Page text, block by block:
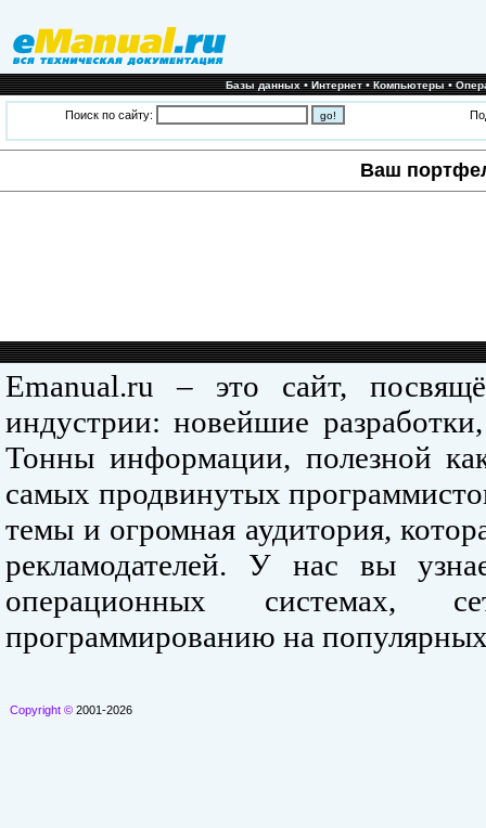
Базы данных•Интернет•Компьютеры•
Поиск по сайту:
Ваш
Emanual.ru – это сайт,
индустрии: новейшие
Тонны информации, полезной
самых продвинутых
темы и огромная аудитория,
рекламодателей. У нас вы
операционных системах,
программированию на
Copyright © 2001-2026